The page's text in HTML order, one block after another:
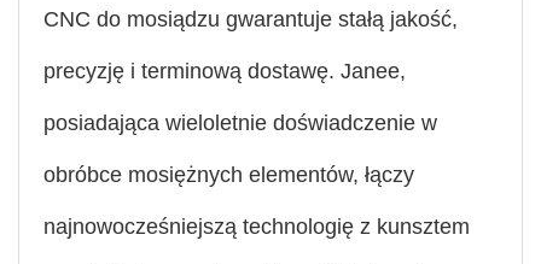
CNC do mosiądzu gwarantuje stałą jakość,
precyzję i terminową dostawę. Janee,
posiadająca wieloletnie doświadczenie w
obróbce mosiężnych elementów, łączy
najnowocześniejszą technologię z kunsztem